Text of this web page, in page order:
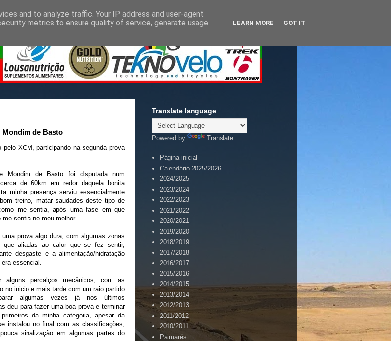
Mondim de Basto
XCM, participando na segunda prova
Mondim de Basto foi disputada num
de 60km em redor daquela bonita
minha presença serviu essencialmente
treino, matar saudades deste tipo de
me sentia, após uma fase em que
me sentia no meu melhor.
prova algo dura, com algumas zonas
que aliadas ao calor que se fez sentir,
desgaste e a alimentação/hidratação
era essencial.
alguns percalços mecânicos, com as
no inicio e mais tarde com um raio partido
algumas vezes já nos últimos
deu para fazer uma boa prova e terminar
da minha categoria, apesar da
instalou no final com as classificações,
sinalização em algumas partes do
Translate language
Powered by Translate
Página inicial
Calendário 2025/2026
2024/2025
2023/2024
2022/2023
2021/2022
2020/2021
2019/2020
2018/2019
2017/2018
2016/2017
2015/2016
2014/2015
2013/2014
2012/2013
2011/2012
2010/2011
Palmarés
and to analyze traffic. Your IP address and user-agent
metrics to ensure quality of service, generate usage
LEARN MORE GOT IT